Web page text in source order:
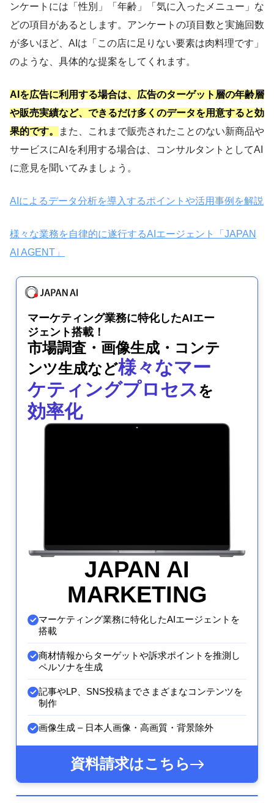
ンケートには「性別」「年齢」「気に入ったメニュー」な
どの項目があるとします。アンケートの項目数と実施回数
が多いほど、AIは「この店に足りない要素は肉料理です」
のような、具体的な提案をしてくれます。
AIを広告に利用する場合は、広告のターゲット層の年齢層
や販売実績など、できるだけ多くのデータを用意すると効
果的です。
また、これまで販売されたことのない新商品や
サービスにAIを利用する場合は、コンサルタントとしてAI
に意見を聞いてみましょう。
AIによるデータ分析を導入するポイントや活用事例を解説
様々な業務を自律的に遂行するAIエージェント「JAPAN
AI AGENT」
マーケティング業務に特化したAIエー
ジェント搭載！
市場調査・画像生成・コンテ
ンツ生成など様々なマー
ケティングプロセスを
効率化
JAPAN AI
MARKETING
マーケティング業務に特化したAIエージェントを
搭載
商材情報からターゲットや訴求ポイントを推測し
ペルソナを生成
記事やLP、SNS投稿までさまざまなコンテンツを
制作
画像生成 – 日本人画像・高画質・背景除外
資料請求はこちら